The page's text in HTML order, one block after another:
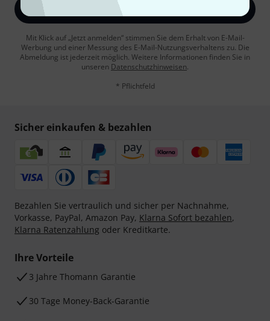
Jetzt anmelden
Mit Klick auf „Jetzt anmelden“ stimmen Sie dem Erhalt von E-Mail-
Werbung und einer Messung des E-Mail-Nutzungsverhaltens zu. Die
Abmeldung ist jederzeit möglich. Weitere Informationen finden Sie in
unseren Datenschutzhinweisen.
* Pflichtfeld
Sicher einkaufen & bezahlen
Bezahlen Sie vertraulich und sicher per Nachnahme,
Vorkasse, PayPal, Amazon Pay, Klarna Sofort bezahlen,
Klarna Ratenzahlung oder Kreditkarte.
Ihre Vorteile
3 Jahre Thomann Garantie
30 Tage Money-Back-Garantie